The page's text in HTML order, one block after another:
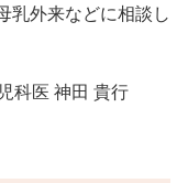
乳外来などに相談し
科医 神田 貴行